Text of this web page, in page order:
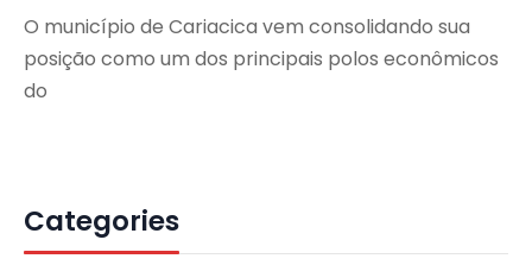
O município de Cariacica vem consolidando sua
posição como um dos principais polos econômicos
do
Categories